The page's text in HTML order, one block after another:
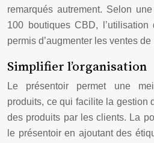
remarqués autrement. Selon
100 boutiques CBD, l’utilisation
permis d’augmenter les ventes
Simplifier l’organisation
Le présentoir permet une
produits, ce qui facilite la gestion
des produits par les clients. La
le présentoir en ajoutant des